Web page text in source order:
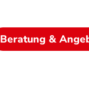
Beratung &